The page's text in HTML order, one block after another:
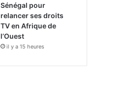
Sénégal pour
relancer ses droits
TV en Afrique de
l’Ouest
il y a 15 heures